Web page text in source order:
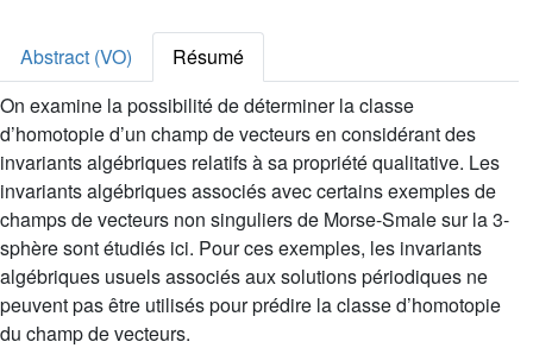
Abstract (VO)
Résumé
On examine la possibilité de déterminer la classe
d’homotopie d’un champ de vecteurs en considérant des
invariants algébriques relatifs à sa propriété qualitative. Les
invariants algébriques associés avec certains exemples de
champs de vecteurs non singuliers de Morse-Smale sur la 3-
sphère sont étudiés ici. Pour ces exemples, les invariants
algébriques usuels associés aux solutions périodiques ne
peuvent pas être utilisés pour prédire la classe d’homotopie
du champ de vecteurs.